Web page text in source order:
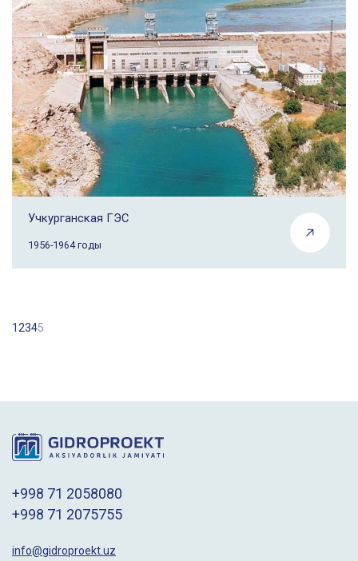
Учкурганская ГЭС
1956-1964 годы
12345
+998 71 2058080
+998 71 2075755
info@gidroproekt.uz